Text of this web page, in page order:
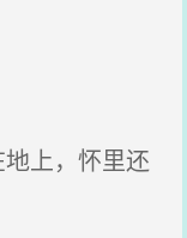
上，怀里还